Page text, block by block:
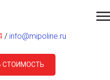
д. 18 Б
/ info@mipoline.ru
СТОИМОСТЬ